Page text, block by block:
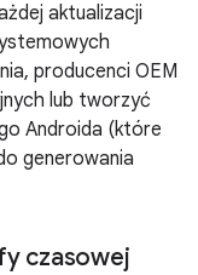
aktualizacji
producenci OEM
lub tworzyć
Androida (które
generowania
czasowej